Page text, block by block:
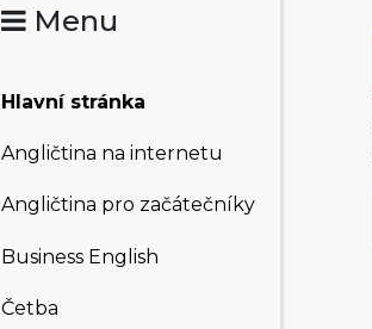
Menu
Hlavní stránka
Angličtina na internetu
Angličtina pro začátečníky
Business English
Četba